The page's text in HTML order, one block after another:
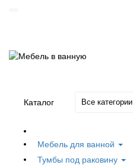
Каталог Все категории
Мебель для ванной
Тумбы под раковину